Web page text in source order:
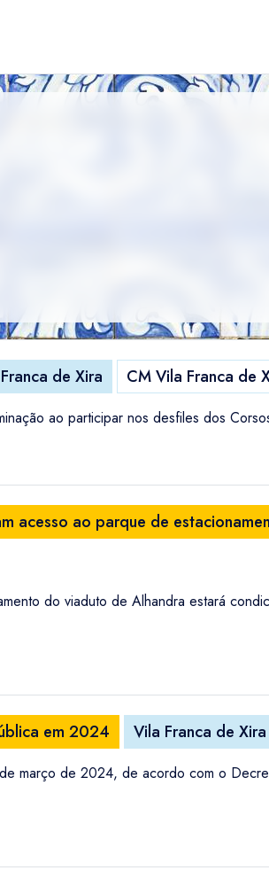
de Xira CM Vila Franca de
ao participar nos desfiles dos
acesso ao parque de
do viaduto de Alhandra estará
em 2024 Vila Franca de Xira
março de 2024, de acordo com o